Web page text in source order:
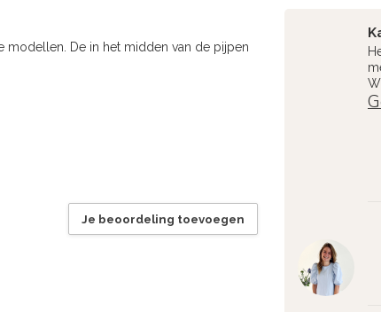
modellen. De in het midden van de pijpen
Je beoordeling toevoegen